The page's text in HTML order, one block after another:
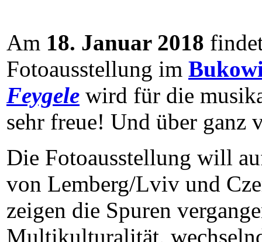
Am 18. Januar 2018
Fotoausstellung im
Feygele wird für die
sehr freue! Und über ganz
Die Fotoausstellung will
von Lemberg/Lviv und
zeigen die Spuren
Multikulturalität,